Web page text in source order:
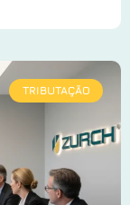
TRIBUTAÇÃO